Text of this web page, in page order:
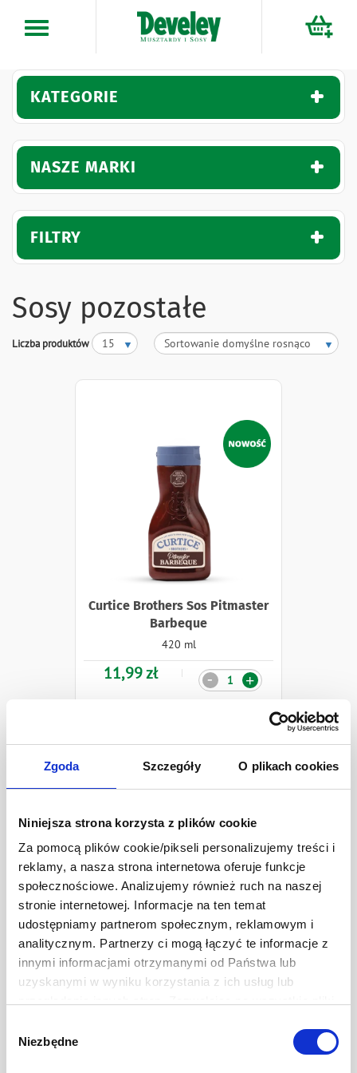
Zgoda Szczegóły O plikach cookies
Niniejsza strona korzysta z plików cookie
Za pomocą plików cookie/pikseli personalizujemy treści i
reklamy, a nasza strona internetowa oferuje funkcje
społecznościowe. Analizujemy również ruch na naszej
stronie internetowej. Informacje na ten temat
udostępniamy partnerom społecznym, reklamowym i
analitycznym. Partnerzy ci mogą łączyć te informacje z
innymi informacjami otrzymanymi od Państwa lub
uzyskanymi w wyniku korzystania z ich usług lub
umożliwia ustawienie swoich preferencji tylko na naszej
stronie. Administratorem danych osobowych jest Develey
zgody
Niezbędne
KATEGORIE
NASZE MARKI
FILTRY
Sosy pozostałe
Liczba produktów
Curtice Brothers Sos Pitmaster
Barbeque
420 ml
Naklejki
11,99 zł Ilość +
-
Curtice Brothers Sos do
burgerów